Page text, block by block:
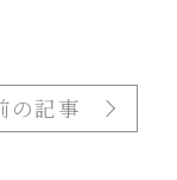
の記事